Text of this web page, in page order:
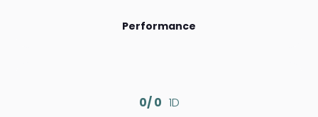
Performance
0/ 0 1D